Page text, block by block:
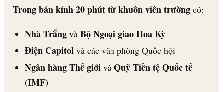
Trong bán kính 20 phút từ khuôn viên trường có:
Nhà Trắngvà Bộ Ngoại giao Hoa Kỳ
Điện Capitolvà các văn phòng Quốc hội
Ngân hàng Thế giớivà Quỹ Tiền tệ Quốc tế
(IMF)